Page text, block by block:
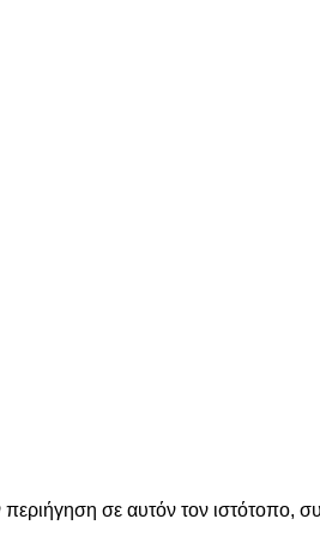
σε αυτόν τον ιστότοπο,